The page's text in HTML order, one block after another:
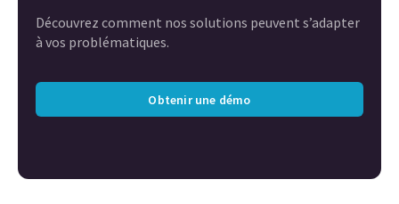
Découvrez comment nos solutions peuvent s’adapter
à vos problématiques.
Obtenir une démo